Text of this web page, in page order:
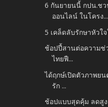
6 กันยายนนี้ กปน.ช
ออนไลน์ ในโครง...
5 เคล็ดลับรักษาหัวใ
ช้อปปี้สานต่อความช่
ไทยฟื...
ได้ฤกษ์เปิดตัวภาพย
รัก ...
ช้อปแบบสุดคุ้ม ลดสู